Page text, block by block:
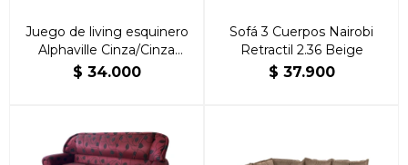
Juego de living esquinero
Alphaville Cinza/Cinza
Oscuro
$ 34.000
Sofá 3 Cuerpos Nairobi
Retractil 2.36 Beige
$ 37.900